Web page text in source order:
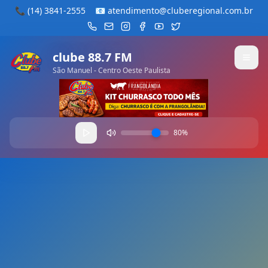
📞 (14) 3841-2555 📧 atendimento@cluberegional.com.br
clube 88.7 FM
São Manuel - Centro Oeste Paulista
80%